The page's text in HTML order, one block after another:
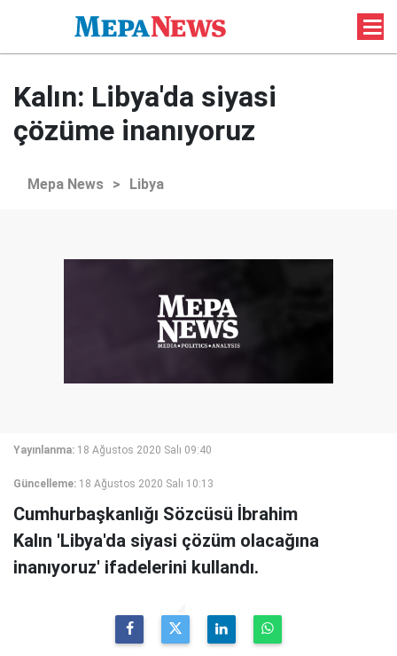
Kalın: Libya'da siyasi
çözüme inanıyoruz
Mepa News > Libya
Yayınlanma: 18 Ağustos 2020 Salı 09:40
Güncelleme: 18 Ağustos 2020 Salı 10:13
Cumhurbaşkanlığı Sözcüsü İbrahim
Kalın 'Libya'da siyasi çözüm olacağına
inanıyoruz' ifadelerini kullandı.